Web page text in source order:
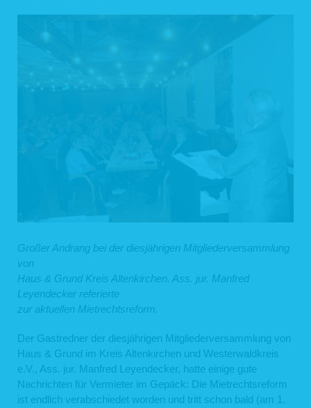
Großer Andrang bei der diesjährigen Mitgliederversammlung
von
Haus & Grund Kreis Altenkirchen. Ass. jur. Manfred
Leyendecker referierte
zur aktuellen Mietrechtsreform.
Der Gastredner der diesjährigen Mitgliederversammlung von
Haus & Grund im Kreis Altenkirchen und Westerwaldkreis
e.V., Ass. jur. Manfred Leyendecker, hatte einige gute
Nachrichten für Vermieter im Gepäck: Die Mietrechtsreform
ist endlich verabschiedet worden und tritt schon bald (am 1.